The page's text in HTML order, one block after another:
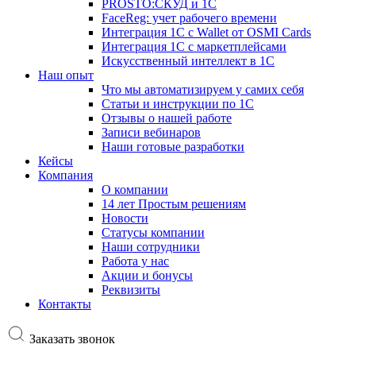
PROSTO:СКУД и 1С
FaceReg: учет рабочего времени
Интеграция 1С с Wallet от OSMI Cards
Интеграция 1С с маркетплейсами
Искусственный интеллект в 1С
Наш опыт
Что мы автоматизируем у самих себя
Статьи и инструкции по 1С
Отзывы о нашей работе
Записи вебинаров
Наши готовые разработки
Кейсы
Компания
О компании
14 лет Простым решениям
Новости
Статусы компании
Наши сотрудники
Работа у нас
Акции и бонусы
Реквизиты
Контакты
Заказать звонок